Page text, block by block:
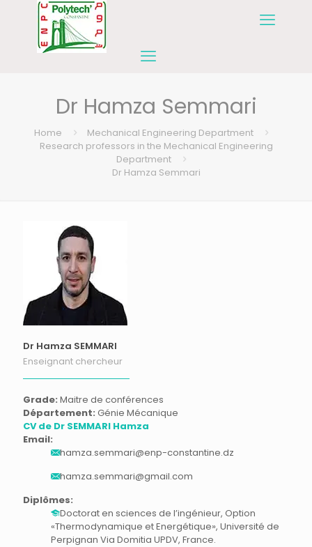
Dr Hamza Semmari
Home
Mechanical Engineering Department
Research professors in the Mechanical Engineering
Department
Dr Hamza Semmari
Dr Hamza SEMMARI
Enseignant chercheur
Grade: Maitre de conférences
Département: Génie Mécanique
CV de Dr SEMMARI Hamza
Email:
hamza.semmari@enp-constantine.dz
hamza.semmari@gmail.com
Diplômes:
Doctorat en sciences de l’ingénieur, Option
«Thermodynamique et Energétique», Université de
Perpignan Via Domitia UPDV, France.